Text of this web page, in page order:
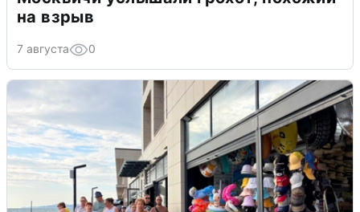
на взрыв
7 августа 0